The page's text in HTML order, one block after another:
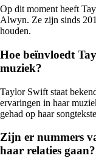
Op dit moment heeft
Alwyn. Ze zijn sinds
houden.
Hoe beïnvloedt
muziek?
Taylor Swift staat
ervaringen in haar
gehad op haar
Zijn er nummers
haar relaties gaan?